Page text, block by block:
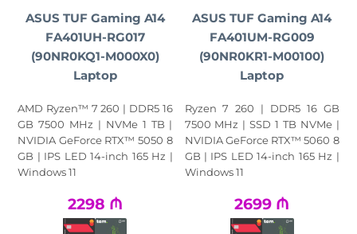
ASUS TUF Gaming A14
FA401UH-RG017
(90NR0KQ1-M000X0)
Laptop
AMD Ryzen™ 7 260 | DDR5 16
GB 7500 MHz | NVMe 1 TB |
NVIDIA GeForce RTX™ 5050 8
GB | IPS LED 14-inch 165 Hz |
Windows 11
2298 ₼
ASUS TUF Gaming A14
FA401UM-RG009
(90NR0KR1-M00100)
Laptop
Ryzen 7 260 | DDR5 16 GB
7500 MHz | SSD 1 TB NVMe |
NVIDIA GeForce RTX™ 5060 8
GB | IPS LED 14-inch 165 Hz |
Windows 11
2699 ₼